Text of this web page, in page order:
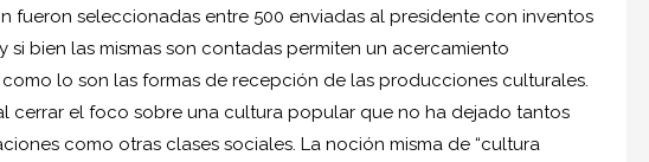
fueron seleccionadas entre 500 enviadas al presidente con inventos
bien las mismas son contadas permiten un acercamiento
lo son las formas de recepción de las producciones culturales.
el foco sobre una cultura popular que no ha dejado tantos
como otras clases sociales. La noción misma de “cultura